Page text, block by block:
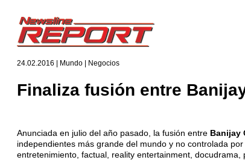
24.02.2016 | Mundo | Negocios
Finaliza fusión entre
Anunciada en julio del año pasado, la fusión entre Banijay
independientes más grande del mundo y no controlada
entretenimiento, factual, reality entertainment, docudrama,